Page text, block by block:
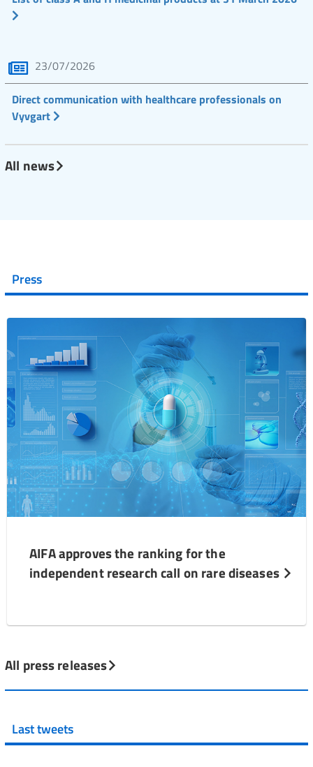
23/07/2026
Direct communication with healthcare professionals on
Vyvgart
All news
Press
AIFA approves the ranking for the
independent research call on rare diseases
All press releases
Last tweets